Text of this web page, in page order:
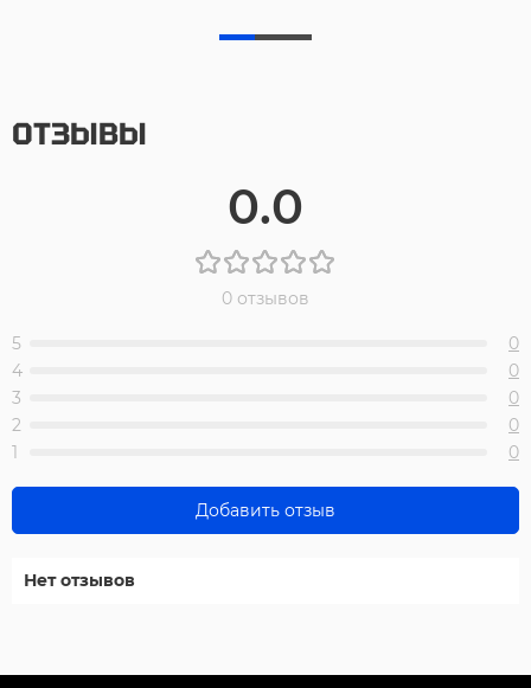
ОТЗЫВЫ
0.0
0 отзывов
5
0
4
0
3
0
2
0
1
0
Добавить отзыв
Нет отзывов